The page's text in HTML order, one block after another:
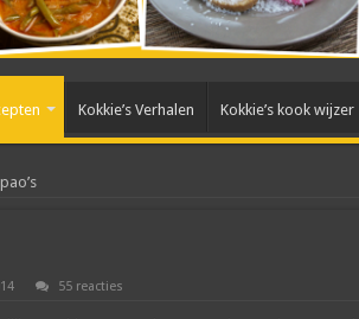
Kokkie’s Verhalen Kokkie’s kook wijzer
55 reacties